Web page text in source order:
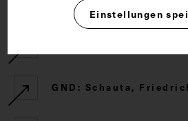
Fakultät
GND: Schauta,
Einstellungen